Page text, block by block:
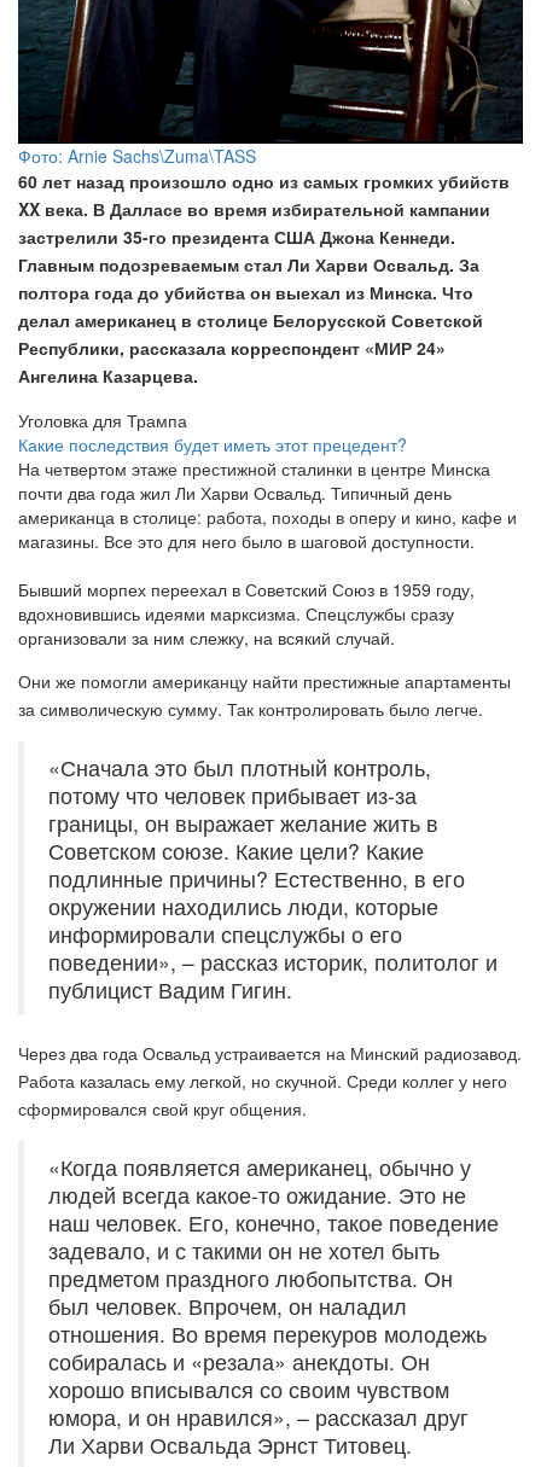
Фото: Arnie Sachs\Zuma\TASS
60 лет назад произошло одно из самых громких убийств
XX века. В Далласе во время избирательной кампании
застрелили 35-го президента США Джона Кеннеди.
Главным подозреваемым стал Ли Харви Освальд. За
полтора года до убийства он выехал из Минска. Что
делал американец в столице Белорусской Советской
Республики, рассказала корреспондент «МИР 24»
Ангелина Казарцева.
Уголовка для Трампа
Какие последствия будет иметь этот прецедент?
На четвертом этаже престижной сталинки в центре Минска
почти два года жил Ли Харви Освальд. Типичный день
американца в столице: работа, походы в оперу и кино, кафе и
магазины. Все это для него было в шаговой доступности.
Бывший морпех переехал в Советский Союз в 1959 году,
вдохновившись идеями марксизма. Спецслужбы сразу
организовали за ним слежку, на всякий случай.
Они же помогли американцу найти престижные апартаменты
за символическую сумму. Так контролировать было легче.
«Сначала это был плотный контроль,
потому что человек прибывает из-за
границы, он выражает желание жить в
Советском союзе. Какие цели? Какие
подлинные причины? Естественно, в его
окружении находились люди, которые
информировали спецслужбы о его
поведении», – рассказ историк, политолог и
публицист Вадим Гигин.
Через два года Освальд устраивается на Минский радиозавод.
Работа казалась ему легкой, но скучной. Среди коллег у него
сформировался свой круг общения.
«Когда появляется американец, обычно у
людей всегда какое-то ожидание. Это не
наш человек. Его, конечно, такое поведение
задевало, и с такими он не хотел быть
предметом праздного любопытства. Он
был человек. Впрочем, он наладил
отношения. Во время перекуров молодежь
собиралась и «резала» анекдоты. Он
хорошо вписывался со своим чувством
юмора, и он нравился», – рассказал друг
Ли Харви Освальда Эрнст Титовец.